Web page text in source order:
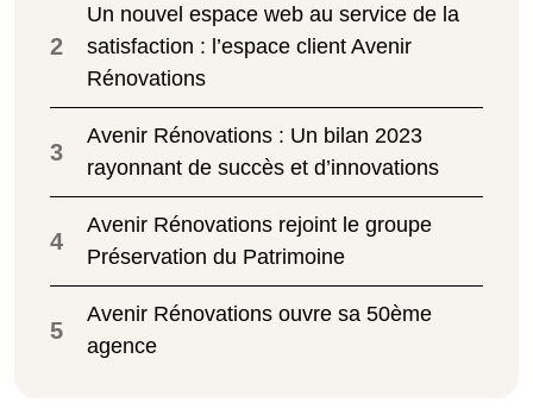
2
Un nouvel espace web au service de la
satisfaction : l’espace client Avenir
Rénovations
3
Avenir Rénovations : Un bilan 2023
rayonnant de succès et d’innovations
4
Avenir Rénovations rejoint le groupe
Préservation du Patrimoine
5
Avenir Rénovations ouvre sa 50ème
agence